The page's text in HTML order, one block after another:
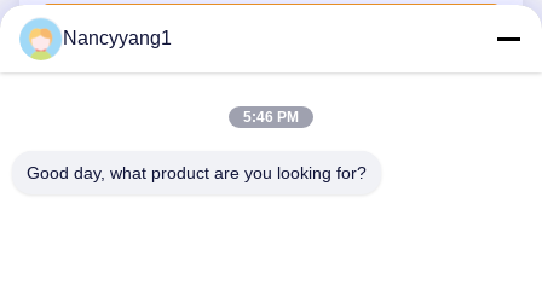
Nancyyang1
5:46 PM
Good day, what product are you looking for?